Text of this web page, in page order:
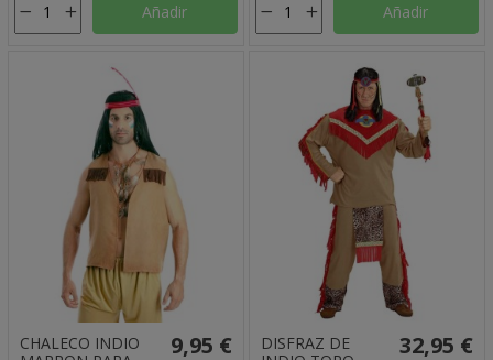
Añadir Añadir
CHALECO INDIO
9,95 €
DISFRAZ DE
32,95 €